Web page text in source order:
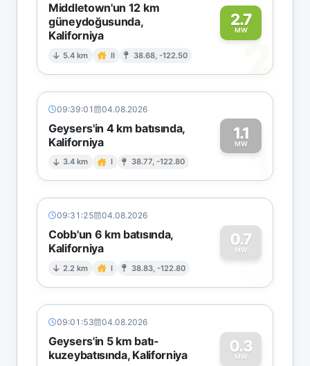
Middletown'un 12 km
güneydoğusunda,
Kaliforniya
5.4 km II 38.68, -122.50
2.7
MW
2
09:39:01 04.08.2026
Geysers'in 4 km batısında,
Kaliforniya
3.4 km I 38.77, -122.80
1.1
MW1
09:31:25 04.08.2026
Cobb'un 6 km batısında,
Kaliforniya
2.2 km I 38.83, -122.80
0.7
MW
0
09:01:53 04.08.2026
Geysers'in 5 km batı-
kuzeybatısında, Kaliforniya
0.3
MW